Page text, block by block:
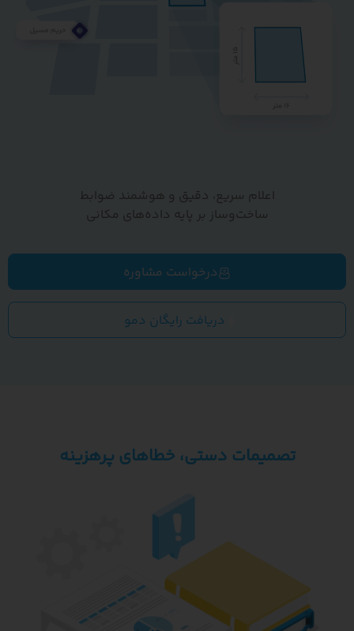
اعلام سریع، دقیق و هوشمند ضوابط
ساخت‌وساز بر پایه داده‌های مکانی
درخواست مشاوره
دریافت رایگان دمو
تصمیمات دستی، خطاهای پرهزینه